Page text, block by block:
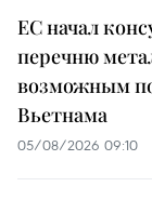
ЕС начал
перечню
возможным
Вьетнама
05/08/2026 09:10